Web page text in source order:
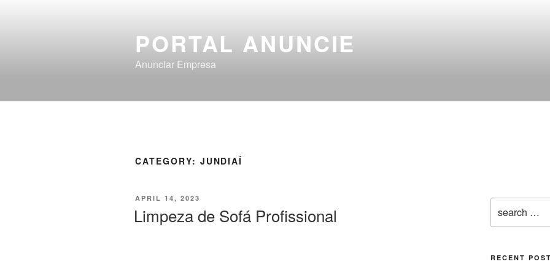
PORTAL ANUNCIE
Anunciar Empresa
CATEGORY: JUNDIAÍ
APRIL 14, 2023
Limpeza de Sofá Profissional
RECENT